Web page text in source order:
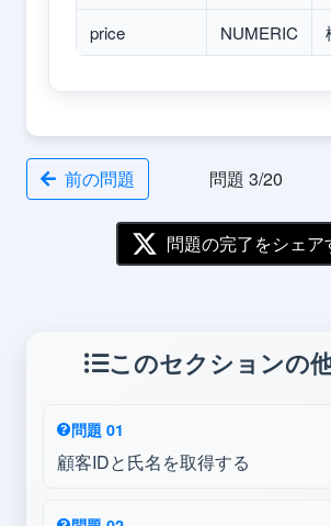
price
NUMERIC
前の問題 問題 3/20
問題の完了をシェア
このセクションの
問題 01
顧客IDと氏名を取得する